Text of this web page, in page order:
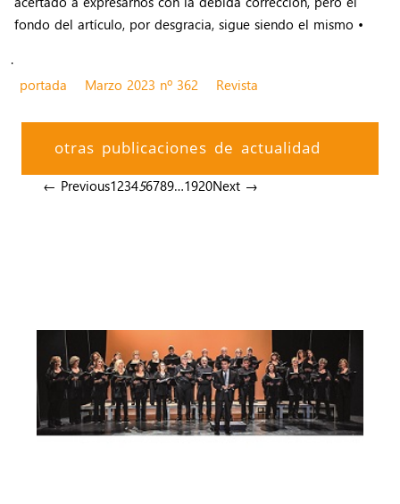
fondo del artículo, por desgracia, sigue siendo el mismo •
.
portada
Marzo 2023 nº 362 Revista
otras publicaciones de actualidad
← Previous123456789…1920Next →